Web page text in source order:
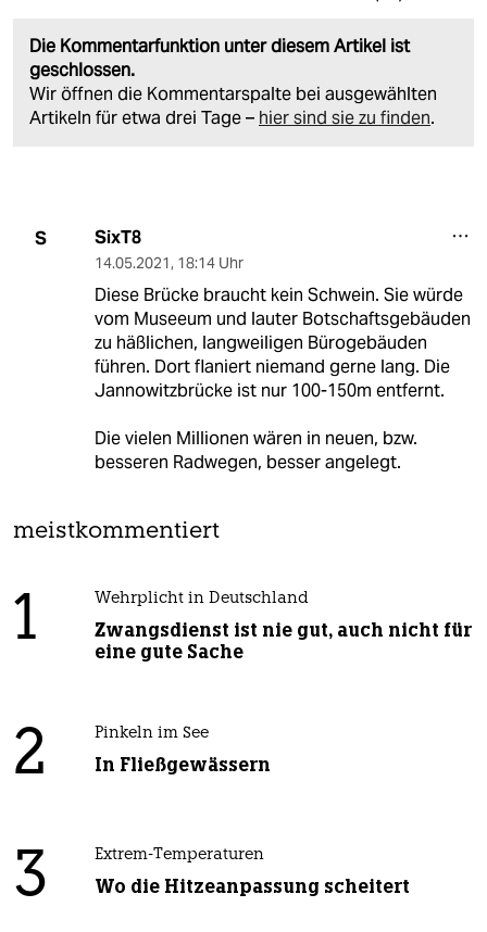
Die Kommentarfunktion unter diesem Artikel ist
geschlossen.
Wir öffnen die Kommentarspalte bei ausgewählten
Artikeln für etwa drei Tage – hier sind sie zu finden.
S SixT8
14.05.2021, 18:14 Uhr
Diese Brücke braucht kein Schwein. Sie würde
vom Museeum und lauter Botschaftsgebäuden
zu häßlichen, langweiligen Bürogebäuden
führen. Dort flaniert niemand gerne lang. Die
Jannowitzbrücke ist nur 100-150m entfernt.
Die vielen Millionen wären in neuen, bzw.
besseren Radwegen, besser angelegt.
meistkommentiert
1 Wehrplicht in Deutschland
Zwangsdienst ist nie gut, auch nicht für
eine gute Sache
2 Pinkeln im See
In Fließgewässern
3 Extrem-Temperaturen
Wo die Hitzeanpassung scheitert